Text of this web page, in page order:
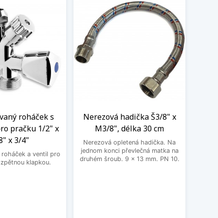
roháček s
pračku 1/2" x
x 3/4"
roháček a ventil pro
klapkou.
Nerezová hadička Š3/8" x
M3/8", délka 30 cm
Nerezová opletená hadička. Na
jednom konci převlečná matka na
druhém šroub. 9 x 13 mm. PN 10.